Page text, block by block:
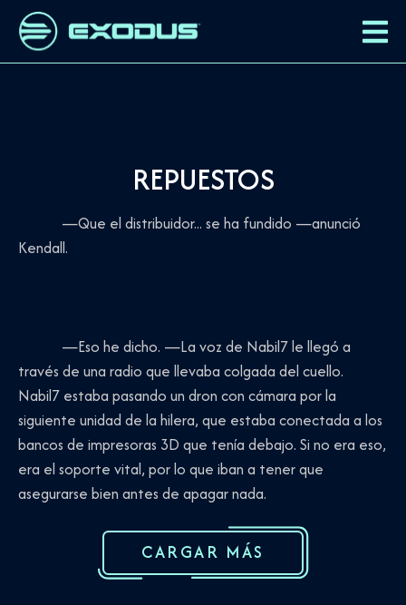
REPUESTOS
—Que el distribuidor... se ha fundido —anunció
Kendall.
—Eso he dicho. —La voz de Nabil7 le llegó a
través de una radio que llevaba colgada del cuello.
Nabil7 estaba pasando un dron con cámara por la
siguiente unidad de la hilera, que estaba conectada a los
bancos de impresoras 3D que tenía debajo. Si no era eso,
era el soporte vital, por lo que iban a tener que
asegurarse bien antes de apagar nada.
CARGAR MÁS